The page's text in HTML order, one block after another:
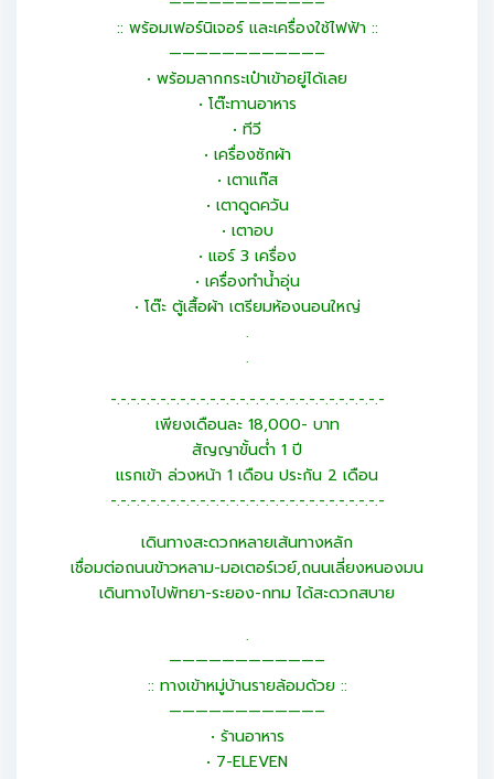
:: พร้อมเฟอร์นิเจอร์ และเครื่องใช้ไฟฟ้า ::
———————————–
• พร้อมลากกระเป๋าเข้าอยู่ได้เลย
• โต๊ะทานอาหาร
• ทีวี
• เครื่องซักผ้า
• เตาแก๊ส
• เตาดูดควัน
• เตาอบ
• แอร์ 3 เครื่อง
• เครื่องทำน้ำอุ่น
• โต๊ะ ตู้เสื้อผ้า เตรียมห้องนอนใหญ่
.
.
-.-.-.-.-.-.-.-.-.-.-.-.-.-.-.-.-.-.-.-.-.-.-.-.-.-.-.-
เพียงเดือนละ 18,000- บาท
สัญญาขั้นต่ำ 1 ปี
แรกเข้า ล่วงหน้า 1 เดือน ประกัน 2 เดือน
-.-.-.-.-.-.-.-.-.-.-.-.-.-.-.-.-.-.-.-.-.-.-.-.-.-.-.-
เดินทางสะดวกหลายเส้นทางหลัก
เชื่อมต่อถนนข้าวหลาม-มอเตอร์เวย์,ถนนเลี่ยงหนองมน
เดินทางไปพัทยา-ระยอง-กทม ได้สะดวกสบาย
.
———————————–
:: ทางเข้าหมู่บ้านรายล้อมด้วย ::
———————————–
• ร้านอาหาร
• 7-ELEVEN